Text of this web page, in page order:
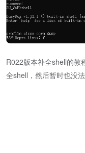
R022版本补全shell的教
全shell，然后暂时也没法